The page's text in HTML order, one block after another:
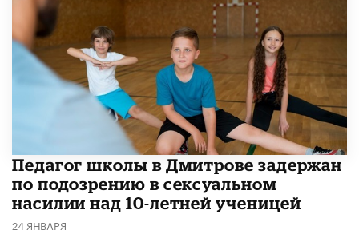
Педагог школы в Дмитрове задержан
по подозрению в сексуальном
насилии над 10-летней ученицей
24 ЯНВАРЯ